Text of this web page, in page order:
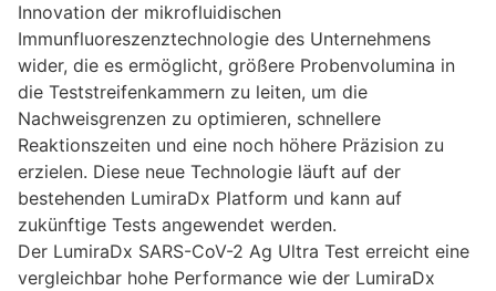
Innovation der mikrofluidischen
Immunfluoreszenztechnologie des Unternehmens
wider, die es ermöglicht, größere Probenvolumina in
die Teststreifenkammern zu leiten, um die
Nachweisgrenzen zu optimieren, schnellere
Reaktionszeiten und eine noch höhere Präzision zu
erzielen. Diese neue Technologie läuft auf der
bestehenden LumiraDx Platform und kann auf
zukünftige Tests angewendet werden.
Der LumiraDx SARS-CoV-2 Ag Ultra Test erreicht eine
vergleichbar hohe Performance wie der LumiraDx